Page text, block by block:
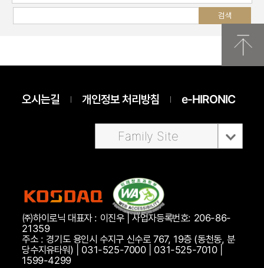
오시는길 개인정보 처리방침 e-HIRONIC
㈜하이로닉 대표자 : 이진우 | 사업자등록번호: 206-86-
21359
주소 : 경기도 용인시 수지구 신수로 767, 19층 (동천동, 분
당수지유타워) | 031-525-7000 | 031-525-7010 |
1599-4299
Family Site